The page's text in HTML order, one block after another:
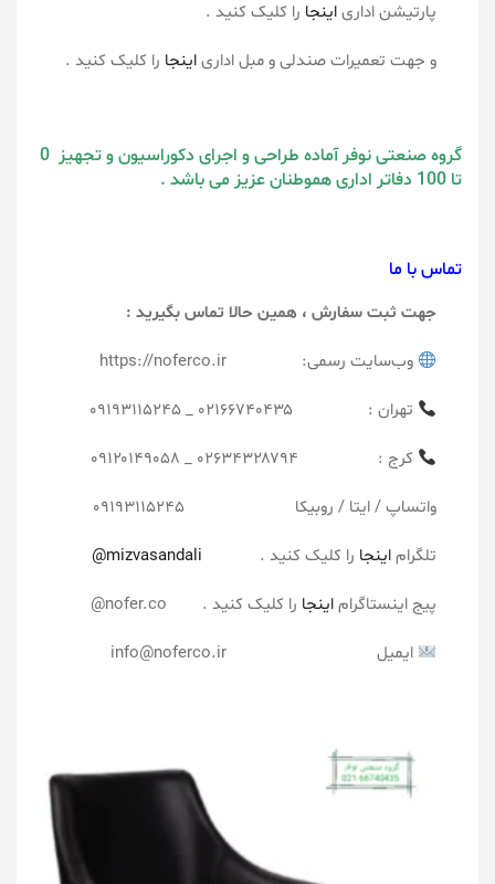
پارتیشن اداریاینجا را کلیک کنید .
و جهت تعمیرات صندلی و مبل اداریاینجا را کلیک کنید .
گروه صنعتی نوفر آماده طراحی و اجرای دکوراسیون و تجهیز 0
تا 100 دفاتر اداری هموطنان عزیز می باشد .
تماس با ما
جهت ثبت سفارش ، همین حالا تماس بگیرید :
وب‌سایت رسمی: https://noferco.ir
تهران : ۰۲۱۶۶۷۴۰۴۳۵ _ ۰۹۱۹۳۱۱۵۲۴۵
کرج : ۰۲۶۳۴۳۲۸۷۹۴ _ ۰۹۱۲۰۱۴۹۰۵۸
واتساپ / ایتا / روبیکا ۰۹۱۹۳۱۱۵۲۴۵
تلگراماینجا را کلیک کنید . mizvasandali@
پیج اینستاگراماینجا را کلیک کنید . nofer.co
@
ایمیل info@noferco.ir